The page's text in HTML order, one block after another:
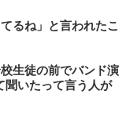
るね」と言われたこ
生徒の前でバンド演
聞いたって言う人が